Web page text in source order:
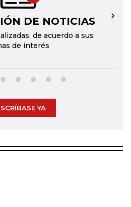
DE NOTICIAS
de acuerdo a sus
de interés
→
YA